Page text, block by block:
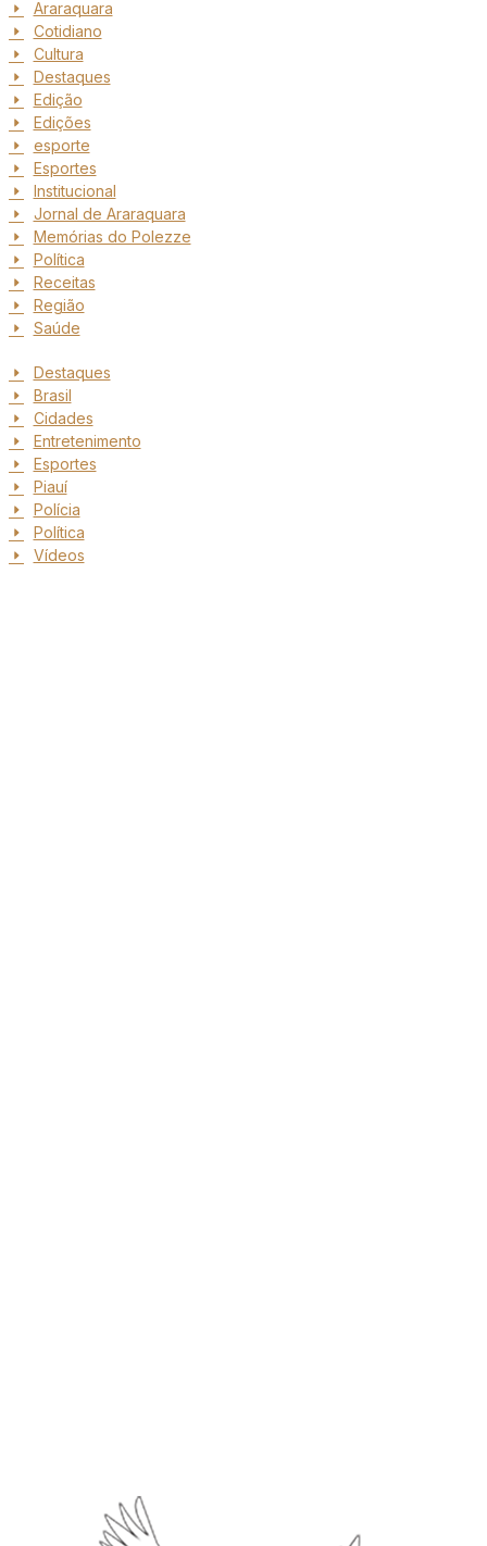
Araraquara
Cotidiano
Cultura
Destaques
Edição
Edições
esporte
Esportes
Institucional
Jornal de Araraquara
Memórias do Polezze
Política
Receitas
Região
Saúde
Destaques
Brasil
Cidades
Entretenimento
Esportes
Piauí
Polícia
Política
Vídeos